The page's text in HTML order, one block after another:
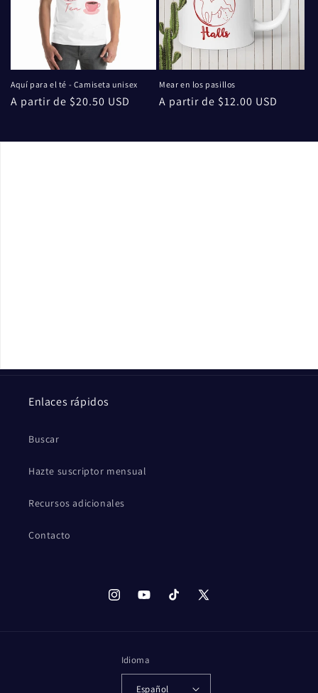
Aquí para el té - Camiseta unisex
Precio
A partir de $20.50 USD
Mear en los pasillos
Precio
A partir de $12.00 USD
Enlaces rápidos
Buscar
Hazte suscriptor mensual
Recursos adicionales
Contacto
InstagramYouTubeTikTok
X
Idioma
Español